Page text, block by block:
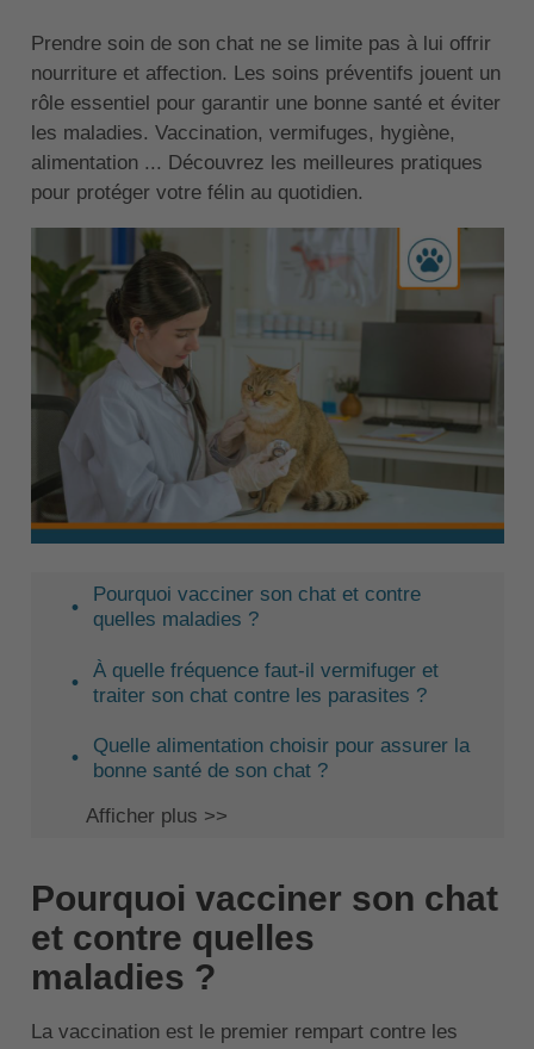
Prendre soin de son chat ne se limite pas à lui offrir
nourriture et affection. Les soins préventifs jouent un
rôle essentiel pour garantir une bonne santé et éviter
les maladies. Vaccination, vermifuges, hygiène,
alimentation ... Découvrez les meilleures pratiques
pour protéger votre félin au quotidien.
Pourquoi vacciner son chat et contre
quelles maladies ?
À quelle fréquence faut-il vermifuger et
traiter son chat contre les parasites ?
Quelle alimentation choisir pour assurer la
bonne santé de son chat ?
Afficher plus >>
Pourquoi vacciner son chat
et contre quelles
maladies ?
La vaccination est le premier rempart contre les